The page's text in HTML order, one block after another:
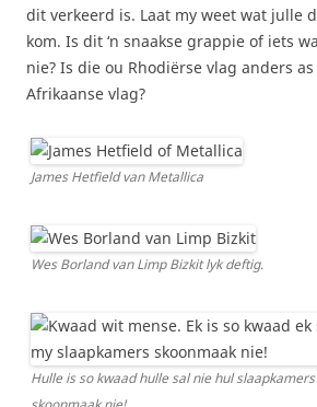
dit verkeerd is. Laat my weet wat julle
kom. Is dit ‘n snaakse grappie of iets
nie? Is die ou Rhodiërse vlag anders
Afrikaanse vlag?
James Hetfield van Metallica
Wes Borland van Limp Bizkit lyk deftig.
Hulle is so kwaad hulle sal nie hul slaapkamers